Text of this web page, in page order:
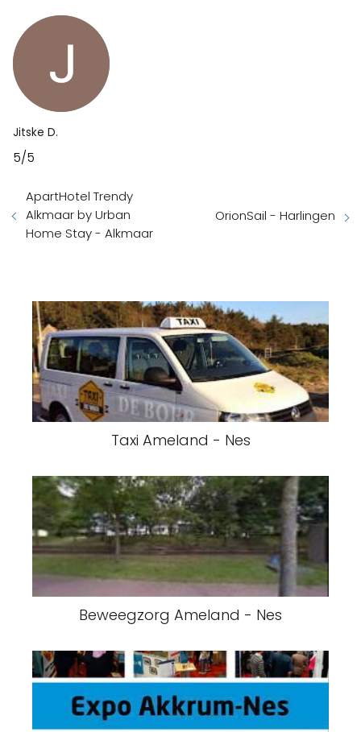
Jitske D.
5/5
ApartHotel Trendy
Alkmaar by Urban
Home Stay - Alkmaar
OrionSail - Harlingen
Taxi Ameland - Nes
Beweegzorg Ameland - Nes